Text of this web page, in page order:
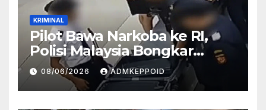
KRIMINAL
Pilot Bawa Narkoba ke RI,
Polisi Malaysia Bongkar
Sosok Pemasok di Balik
Kasus Ini
08/06/2026 ADMKEPPOID